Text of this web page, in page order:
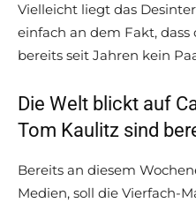
Vielleicht liegt das
einfach an dem Fakt,
bereits seit Jahren kein
Die Welt blickt auf
Tom Kaulitz sind
Bereits an diesem
Medien, soll die Vierfach-